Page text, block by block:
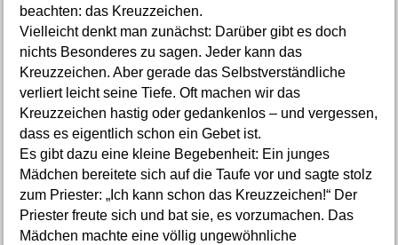
beachten: das Kreuzzeichen.
Vielleicht denkt man zunächst: Darüber gibt es doch
nichts Besonderes zu sagen. Jeder kann das
Kreuzzeichen. Aber gerade das Selbstverständliche
verliert leicht seine Tiefe. Oft machen wir das
Kreuzzeichen hastig oder gedankenlos – und vergessen,
dass es eigentlich schon ein Gebet ist.
Es gibt dazu eine kleine Begebenheit: Ein junges
Mädchen bereitete sich auf die Taufe vor und sagte stolz
zum Priester: „Ich kann schon das Kreuzzeichen!“ Der
Priester freute sich und bat sie, es vorzumachen. Das
Mädchen machte eine völlig ungewöhnliche